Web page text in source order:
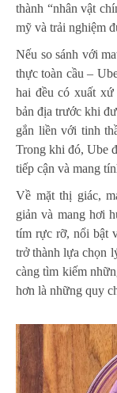
thành “nhân vật
mỹ và trải nghiệm
Nếu so sánh với
thực toàn cầu –
hai đều có xuất xứ
bản địa trước khi
gắn liền với tinh
Trong khi đó, Ube
tiếp cận và mang
Về mặt thị giác,
giản và mang hơi
tím rực rỡ, nổi bật
trở thành lựa chọn
càng tìm kiếm
hơn là những quy